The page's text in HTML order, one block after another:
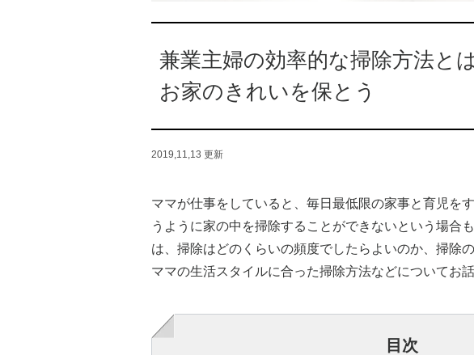
兼業主婦の効率的な掃除方法と
お家のきれいを保とう
2019,11,13 更新
ママが仕事をしていると、毎日最低限の家事と育児を
うように家の中を掃除することができないという場合
は、掃除はどのくらいの頻度でしたらよいのか、掃除
ママの生活スタイルに合った掃除方法などについてお話
目次